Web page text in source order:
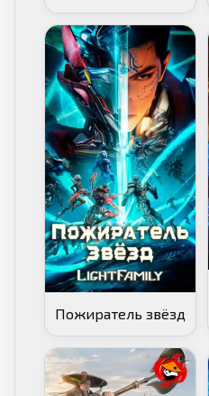
Пожиратель звёзд